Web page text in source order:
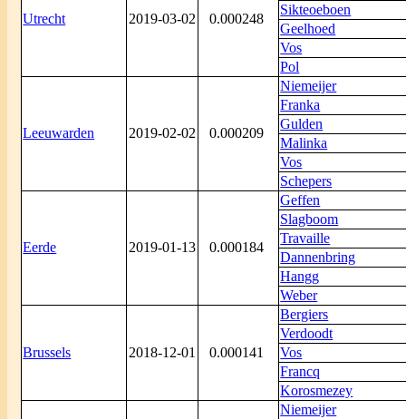
Utrecht 2019-03-02 0.000248
Sikteoeboen
Geelhoed
Vos
Pol
Leeuwarden 2019-02-02 0.000209
Niemeijer
Franka
Gulden
Malinka
Vos
Schepers
Eerde 2019-01-13 0.000184
Geffen
Slagboom
Travaille
Dannenbring
Hangg
Weber
Brussels 2018-12-01 0.000141
Bergiers
Verdoodt
Vos
Francq
Korosmezey
Niemeijer